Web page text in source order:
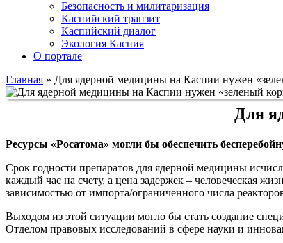
Безопасность и милитаризация
Каспийский транзит
Каспийский диалог
Экология Каспия
О портале
Главная » Для ядерной медицины на Каспии нужен
Для
Ресурсы «Росатома» могли бы обеспечить
Срок годности препаратов для ядерной медицины
каждый час на счету, а цена задержек – человеческая
зависимостью от импорта/ограниченного числа
Выходом из этой ситуации могло бы стать создание
Отделом правовых исследований в сфере науки и